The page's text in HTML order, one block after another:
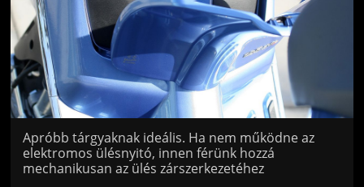
Apróbb tárgyaknak ideális. Ha nem működne az
elektromos ülésnyitó, innen férünk hozzá
mechanikusan az ülés zárszerkezetéhez